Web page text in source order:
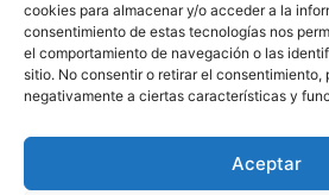
cookies para almacenar y/o acceder a la
consentimiento de estas tecnologías nos
el comportamiento de navegación o las
sitio. No consentir o retirar el consentimiento,
negativamente a ciertas características y
Aceptar